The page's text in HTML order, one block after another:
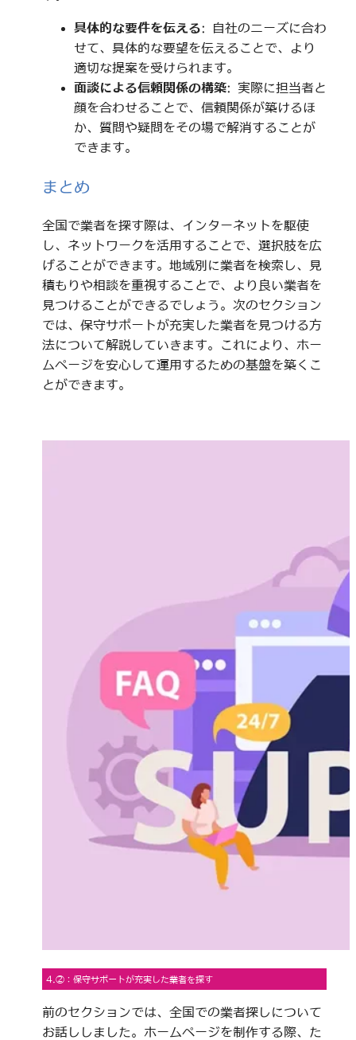
具体的な要件を伝える: 自社のニーズに合わ
せて、具体的な要望を伝えることで、より
適切な提案を受けられます。
面談による信頼関係の構築: 実際に担当者と
顔を合わせることで、信頼関係が築けるほ
か、質問や疑問をその場で解消することが
できます。
まとめ
全国で業者を探す際は、インターネットを駆使
し、ネットワークを活用することで、選択肢を広
げることができます。地域別に業者を検索し、見
積もりや相談を重視することで、より良い業者を
見つけることができるでしょう。次のセクション
では、保守サポートが充実した業者を見つける方
法について解説していきます。これにより、ホー
ムページを安心して運用するための基盤を築くこ
とができます。
4.②：保守サポートが充実した業者を探す
前のセクションでは、全国での業者探しについて
お話ししました。ホームページを制作する際、た